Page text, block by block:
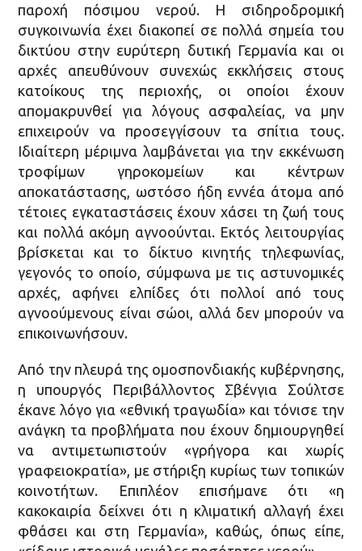
παροχή πόσιμου νερού. Η σιδηροδρομική
συγκοινωνία έχει διακοπεί σε πολλά σημεία του
δικτύου στην ευρύτερη δυτική Γερμανία και οι
αρχές απευθύνουν συνεχώς εκκλήσεις στους
κατοίκους της περιοχής, οι οποίοι έχουν
απομακρυνθεί για λόγους ασφαλείας, να μην
επιχειρούν να προσεγγίσουν τα σπίτια τους.
Ιδιαίτερη μέριμνα λαμβάνεται για την εκκένωση
τροφίμων γηροκομείων και κέντρων
αποκατάστασης, ωστόσο ήδη εννέα άτομα από
τέτοιες εγκαταστάσεις έχουν χάσει τη ζωή τους
και πολλά ακόμη αγνοούνται. Εκτός λειτουργίας
βρίσκεται και το δίκτυο κινητής τηλεφωνίας,
γεγονός το οποίο, σύμφωνα με τις αστυνομικές
αρχές, αφήνει ελπίδες ότι πολλοί από τους
αγνοούμενους είναι σώοι, αλλά δεν μπορούν να
επικοινωνήσουν.
Από την πλευρά της ομοσπονδιακής κυβέρνησης,
η υπουργός Περιβάλλοντος Σβένγια Σούλτσε
έκανε λόγο για «εθνική τραγωδία» και τόνισε την
ανάγκη τα προβλήματα που έχουν δημιουργηθεί
να αντιμετωπιστούν «γρήγορα και χωρίς
γραφειοκρατία», με στήριξη κυρίως των τοπικών
κοινοτήτων. Επιπλέον επισήμανε ότι «η
κακοκαιρία δείχνει ότι η κλιματική αλλαγή έχει
φθάσει και στη Γερμανία», καθώς, όπως είπε,